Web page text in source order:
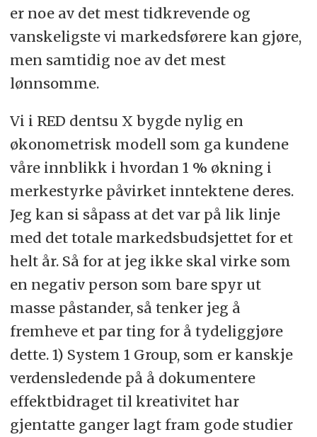
er noe av det mest tidkrevende og
vanskeligste vi markedsførere kan gjøre,
men samtidig noe av det mest
lønnsomme.
Vi i RED dentsu X bygde nylig en
økonometrisk modell som ga kundene
våre innblikk i hvordan 1 % økning i
merkestyrke påvirket inntektene deres.
Jeg kan si såpass at det var på lik linje
med det totale markedsbudsjettet for et
helt år. Så for at jeg ikke skal virke som
en negativ person som bare spyr ut
masse påstander, så tenker jeg å
fremheve et par ting for å tydeliggjøre
dette. 1) System 1 Group, som er kanskje
verdensledende på å dokumentere
effektbidraget til kreativitet har
gjentatte ganger lagt fram gode studier